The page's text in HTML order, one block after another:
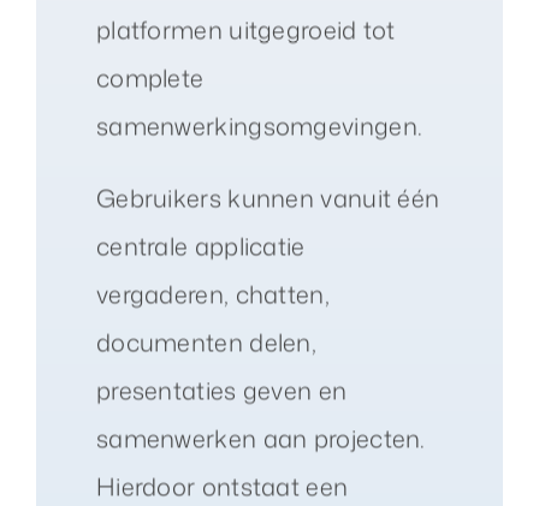
platformen uitgegroeid tot
complete
samenwerkingsomgevingen.
Gebruikers kunnen vanuit één
centrale applicatie
vergaderen, chatten,
documenten delen,
presentaties geven en
samenwerken aan projecten.
Hierdoor ontstaat een